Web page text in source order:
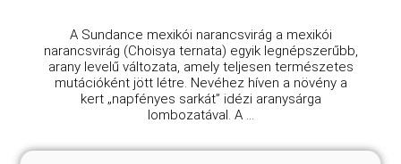
A Sundance mexikói narancsvirág a mexikói
narancsvirág (Choisya ternata) egyik legnépszerűbb,
arany levelű változata, amely teljesen természetes
mutációként jött létre. Nevéhez híven a növény a
kert „napfényes sarkát” idézi aranysárga
lombozatával. A ...